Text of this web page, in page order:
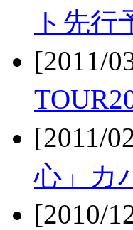
ト先行
[2011/
[2011/
心」カ
[2010/